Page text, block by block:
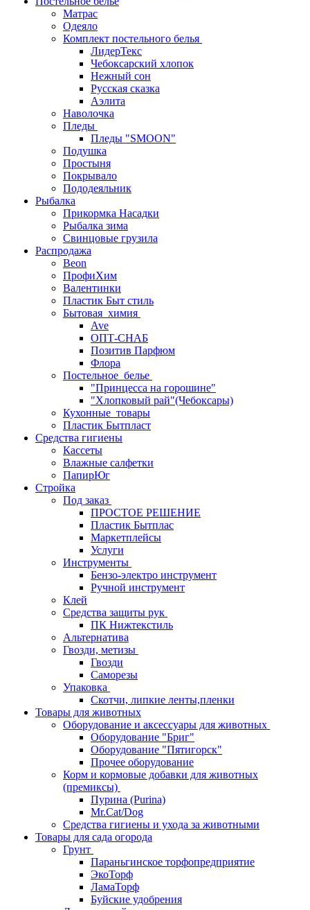
Матрас
Одеяло
Комплект постельного белья
ЛидерТекс
Чебоксарский хлопок
Нежный сон
Русская сказка
Аэлита
Наволочка
Пледы
Пледы "SMOON"
Подушка
Простыня
Покрывало
Пододеяльник
Рыбалка
Прикормка Насадки
Рыбалка зима
Свинцовые грузила
Распродажа
Beon
ПрофиХим
Валентинки
Пластик Быт стиль
Бытовая_химия
Ave
ОПТ-СНАБ
Позитив Парфюм
Флора
Постельное_белье
"Принцесса на горошине"
"Хлопковый рай"(Чебоксары)
Кухонные_товары
Пластик Бытпласт
Средства гигиены
Кассеты
Влажные салфетки
ПапирЮг
Стройка
Под заказ
ПРОСТОЕ РЕШЕНИЕ
Пластик Бытплас
Маркетплейсы
Услуги
Инструменты
Бензо-электро инструмент
Ручной инструмент
Клей
Средства защиты рук
ПК Нижтекстиль
Альтернатива
Гвозди, метизы
Гвозди
Саморезы
Упаковка
Скотчи, липкие ленты,пленки
Товары для животных
Оборудование и аксессуары для животных
Оборудование "Бриг"
Оборудование "Пятигорск"
Прочее оборудование
Корм и кормовые добавки для животных
(премиксы)
Пурина (Purina)
Mr.Cat/Dog
Средства гигиены и ухода за животными
Товары для сада огорода
Грунт
Параньгинское торфопредприятие
ЭкоТорф
ЛамаТорф
Буйские удобрения